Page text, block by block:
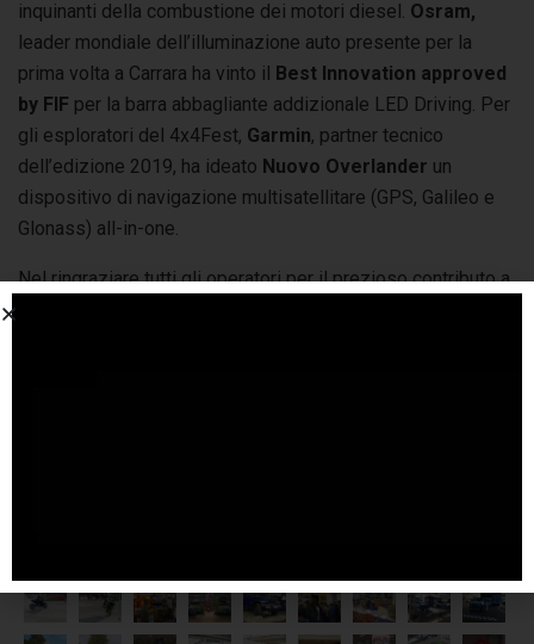
inquinanti della combustione dei motori diesel. Osram,
leader mondiale dell’illuminazione auto presente per la
prima volta a Carrara ha vinto il Best Innovation approved
by FIF per la barra abbagliante addizionale LED Driving. Per
gli esploratori del 4x4Fest, Garmin, partner tecnico
dell’edizione 2019, ha ideato Nuovo Overlander un
dispositivo di navigazione multisatellitare (GPS, Galileo e
Glonass) all-in-one.
Nel ringraziare tutti gli operatori per il prezioso contributo a